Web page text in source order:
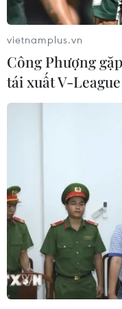
Nâng cao hiệu
chống tội phạm và
06/08/2026 04:13
24 năm tù
chức “bay lắc” tại
06/08/2026 03:46
Khởi tố thêm 6 đối
vietnamplus.vn
Công Phượng
tái xuất V-